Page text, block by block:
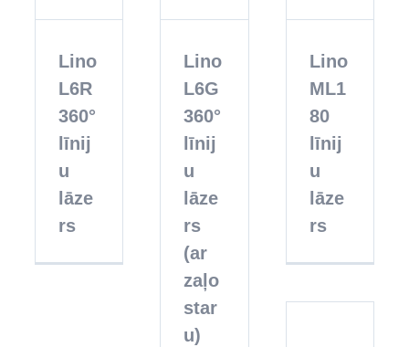
Lino
L6R
360°
līnij
u
lāze
rs
Lino
L6G
360°
līnij
u
lāze
rs
(ar
zaļo
star
u)
Lino
ML1
80
līnij
u
lāze
rs